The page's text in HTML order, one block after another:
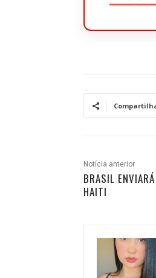
Notícia anterior
BRASIL
HAITI